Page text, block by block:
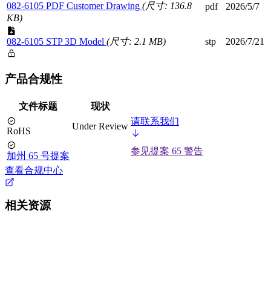
082-6105 PDF Customer Drawing (尺寸: 136.8
KB)
pdf 2026/5/7
082-6105 STP 3D Model (尺寸: 2.1 MB) stp 2026/7/21
产品合规性
文件标题 现状
RoHS Under Review 请联系我们
加州 65 号提案
参见提案 65 警告
查看合规中心
相关资源